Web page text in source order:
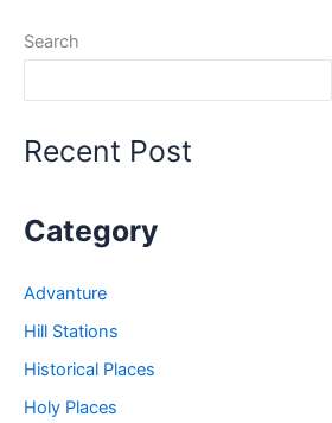
–
in
Search
Recent Post
Category
Advanture
Hill Stations
Historical Places
Holy Places